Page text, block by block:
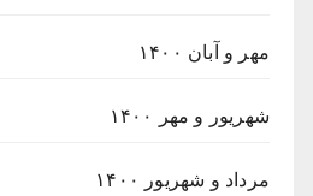
مهر و آبان ۱۴۰۰
شهریور و مهر ۱۴۰۰
مرداد و شهریور ۱۴۰۰